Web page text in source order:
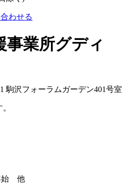
わせる
事業所グディ
駒沢フォーラムガーデン401号室
始 他